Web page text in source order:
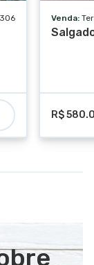
Venda:
R$